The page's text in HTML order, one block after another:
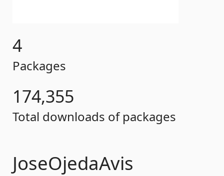
4
Packages
174,355
Total downloads of packages
JoseOjedaAvis